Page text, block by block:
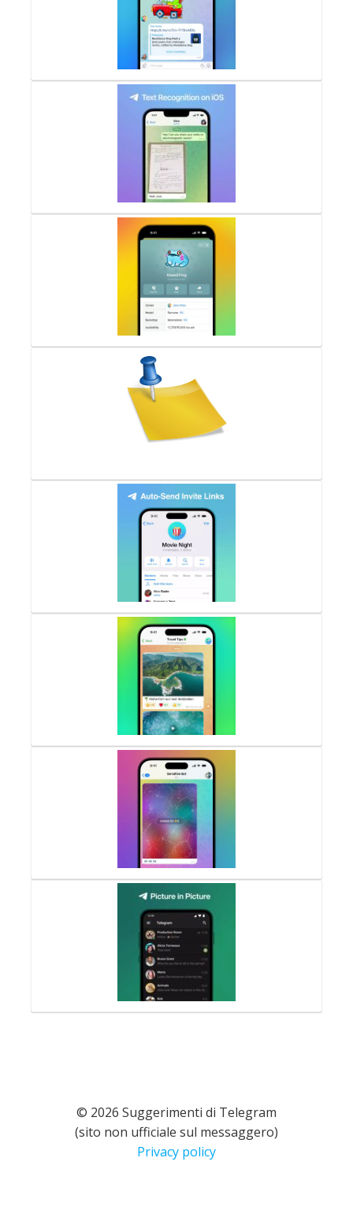
© 2026 Suggerimenti di Telegram
(sito non ufficiale sul messaggero)
Privacy policy